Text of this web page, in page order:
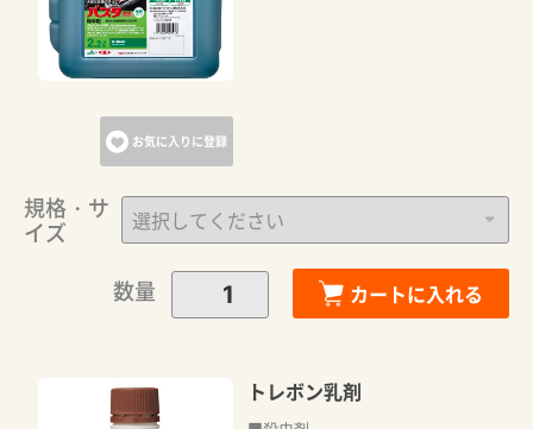
お気に入りに登録
規格・サ
イズ
数量
カートに入れる
トレボン乳剤
カートに追加しました。